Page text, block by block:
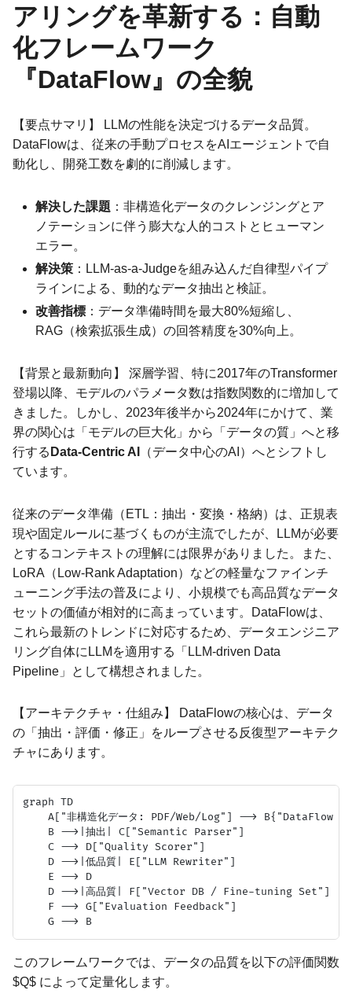
アリングを革新する：自動
化フレームワーク
『DataFlow』の全貌
【要点サマリ】 LLMの性能を決定づけるデータ品質。
DataFlowは、従来の手動プロセスをAIエージェントで自
動化し、開発工数を劇的に削減します。
解決した課題 ：非構造化データのクレンジングとア
ノテーションに伴う膨大な人的コストとヒューマン
エラー。
解決策 ：LLM-as-a-Judgeを組み込んだ自律型パイプ
ラインによる、動的なデータ抽出と検証。
改善指標 ：データ準備時間を最大80%短縮し、
RAG（検索拡張生成）の回答精度を30%向上。
【背景と最新動向】 深層学習、特に2017年のTransformer
登場以降、モデルのパラメータ数は指数関数的に増加して
きました。しかし、2023年後半から2024年にかけて、業
界の関心は「モデルの巨大化」から「データの質」へと移
行する Data-Centric AI
（データ中心のAI）へとシフトし
ています。
従来のデータ準備（ETL：抽出・変換・格納）は、正規表
現や固定ルールに基づくものが主流でしたが、LLMが必要
とするコンテキストの理解には限界がありました。また、
LoRA（Low-Rank Adaptation）などの軽量なファインチ
ューニング手法の普及により、小規模でも高品質なデータ
セットの価値が相対的に高まっています。DataFlowは、
これら最新のトレンドに対応するため、データエンジニア
リング自体にLLMを適用する「LLM-driven Data
Pipeline」として構想されました。
【アーキテクチャ・仕組み】 DataFlowの核心は、データ
の「抽出・評価・修正」をループさせる反復型アーキテク
チャにあります。
graph TD
A["非構造化データ: PDF/Web/Log"] --> B{"DataFlow
    B -->|抽出| C["Semantic Parser"]
    C --> D["Quality Scorer"]
    D -->|低品質| E["LLM Rewriter"]
    E --> D
    D -->|高品質| F["Vector DB / Fine-tuning Set"]
    F --> G["Evaluation Feedback"]
このフレームワークでは、データの品質を以下の評価関数
$Q$ によって定量化します。